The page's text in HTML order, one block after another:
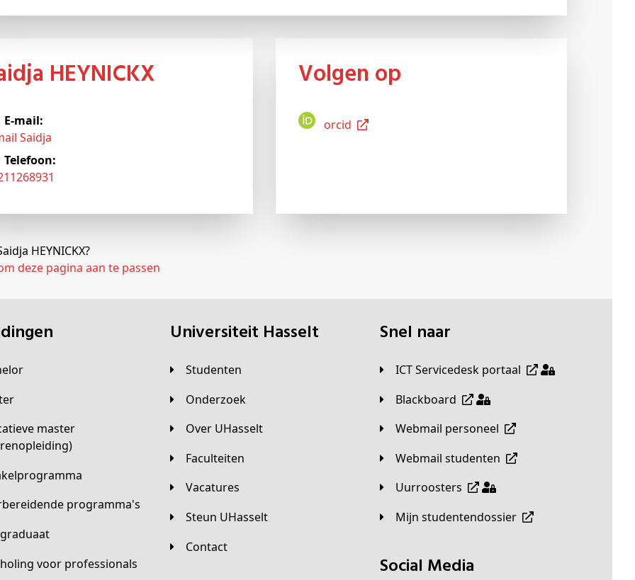
HEYNICKX
E-mail:
Saidja
Telefoon:
Volgen op
Orcid
HEYNICKX?
deze pagina aan te passen
programma's
voor professionals
universiteit Hasselt
Studenten
Onderzoek
Over UHasselt
Faculteiten
Vacatures
Steun UHasselt
Contact
Snel naar
ICT Servicedesk portaal
Blackboard
Webmail personeel
Webmail studenten
Uurroosters
Mijn studentendossier
Social Media